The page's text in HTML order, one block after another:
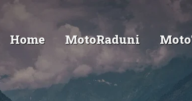
Home MotoRaduni